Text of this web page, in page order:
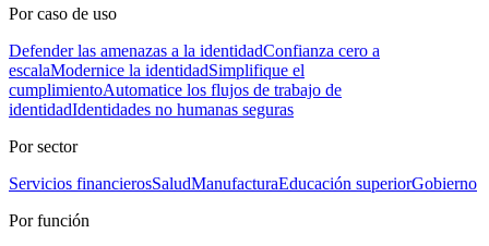
Por caso de uso
Defender las amenazas a la identidadConfianza cero a
escalaModernice la identidadSimplifique el
cumplimientoAutomatice los flujos de trabajo de
identidadIdentidades no humanas seguras
Por sector
Servicios financierosSaludManufacturaEducación superiorGobierno
Por función